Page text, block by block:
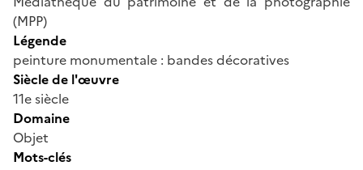
(MPP)
Légende
peinture monumentale : bandes décoratives
Siècle de l'œuvre
11e siècle
Domaine
Objet
Mots-clés